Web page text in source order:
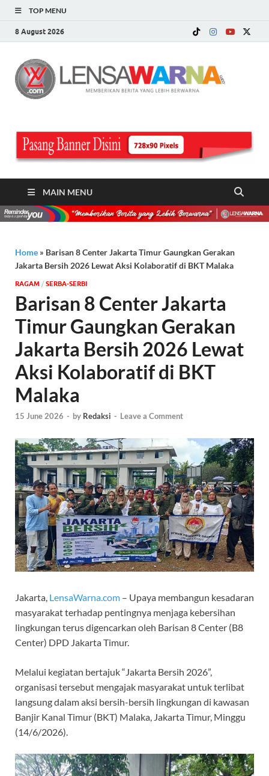
TOP MENU
8 August 2026
MAIN MENU
Home » Barisan 8 Center Jakarta Timur Gaungkan Gerakan
Jakarta Bersih 2026 Lewat Aksi Kolaboratif di BKT Malaka
‎RAGAM / SERBA-SERBI
Barisan 8 Center Jakarta
Timur Gaungkan Gerakan
Jakarta Bersih 2026 Lewat
Aksi Kolaboratif di BKT
Malaka
15 June 2026 - by Redaksi - Leave a Comment
Jakarta, LensaWarna.com – Upaya membangun kesadaran
masyarakat terhadap pentingnya menjaga kebersihan
lingkungan terus digencarkan oleh Barisan 8 Center (B8
Center) DPD Jakarta Timur.
Melalui kegiatan bertajuk “Jakarta Bersih 2026”,
organisasi tersebut mengajak masyarakat untuk terlibat
langsung dalam aksi bersih-bersih lingkungan di kawasan
Banjir Kanal Timur (BKT) Malaka, Jakarta Timur, Minggu
(14/6/2026).